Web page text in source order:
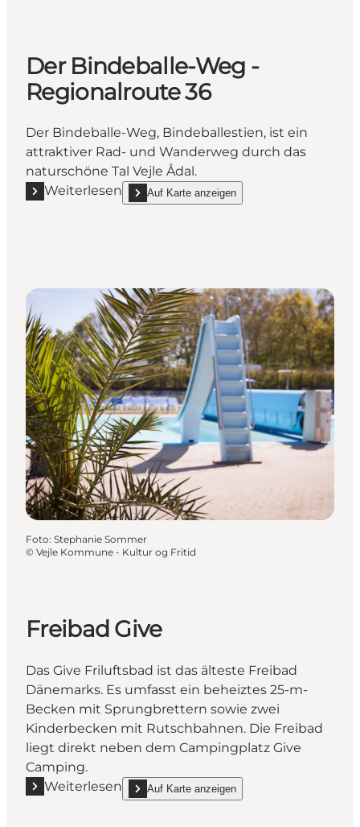
Der Bindeballe-Weg -
Regionalroute 36
Der Bindeballe-Weg, Bindeballestien, ist ein
attraktiver Rad- und Wanderweg durch das
naturschöne Tal Vejle Ådal.
Weiterlesen
Mehr erfahren "Der Bindeballe-Weg -
Auf Karte anzeigen
show Der Bindeballe-Weg - Regionalroute 36
Foto: Stephanie Sommer
© Vejle Kommune - Kultur og Fritid
Freibad Give
Das Give Friluftsbad ist das älteste Freibad
Dänemarks. Es umfasst ein beheiztes 25-m-
Becken mit Sprungbrettern sowie zwei
Kinderbecken mit Rutschbahnen. Die Freibad
liegt direkt neben dem Campingplatz Give
Camping.
Weiterlesen
Mehr erfahren "Freibad Give"
Auf Karte anzeigen
show Freibad Give on_map